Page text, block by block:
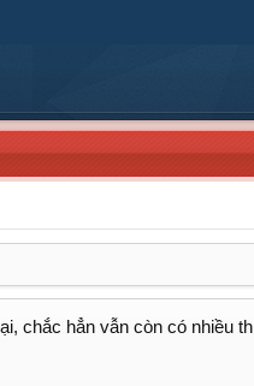
chắc hẳn vẫn còn có nhiều